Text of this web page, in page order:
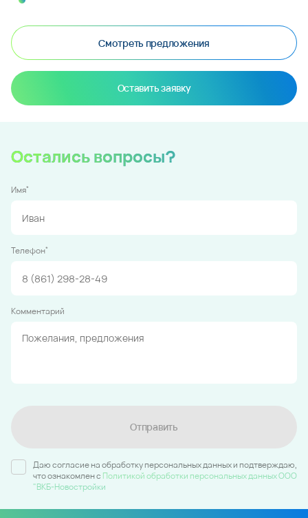
Смотреть предложения
Оставить заявку
Остались вопросы?
Имя*
Телефон*
Комментарий
Отправить
Даю согласие на обработку персональных данных и подтверждаю,
что ознакомлен c Политикой обработки персональных данных ООО
"ВКБ-Новостройки